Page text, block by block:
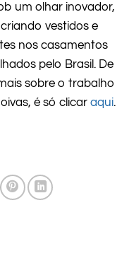
um olhar inovador,
vestidos e
nos casamentos
pelo Brasil. De
sobre o trabalho
é só clicar aqui.